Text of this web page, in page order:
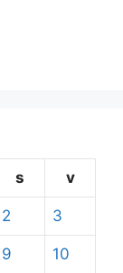
s v
2 3
9 10